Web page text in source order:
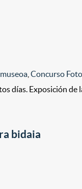
,Concurso
días. Exposición
bidaia